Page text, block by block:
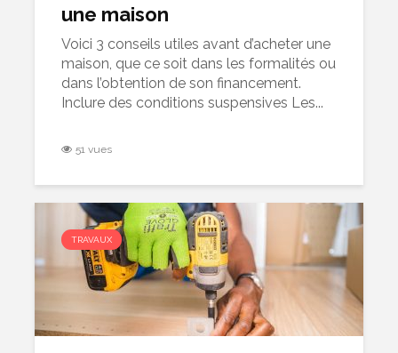
une maison
Voici 3 conseils utiles avant d’acheter une
maison, que ce soit dans les formalités ou
dans l’obtention de son financement.
Inclure des conditions suspensives Les...
51 vues
TRAVAUX